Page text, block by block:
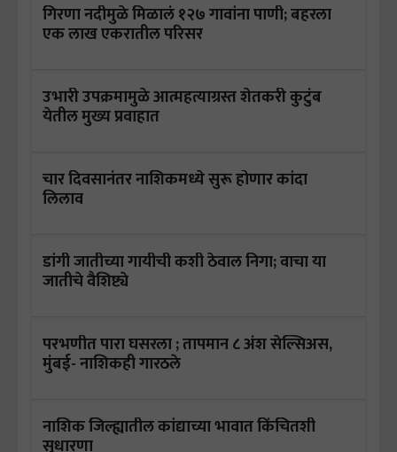
गिरणा नदीमुळे मिळालं १२७ गावांना पाणी; बहरला
एक लाख एकरातील परिसर
उभारी उपक्रमामुळे आत्महत्याग्रस्त शेतकरी कुटुंब
येतील मुख्य प्रवाहात
चार दिवसानंतर नाशिकमध्ये सुरू होणार कांदा
लिलाव
डांगी जातीच्या गायीची कशी ठेवाल निगा; वाचा या
जातीचे वैशिष्ट्ये
परभणीत पारा घसरला ; तापमान ८ अंश सेल्सिअस,
मुंबई- नाशिकही गारठले
नाशिक जिल्ह्यातील कांद्याच्या भावात किंचितशी
सुधारणा